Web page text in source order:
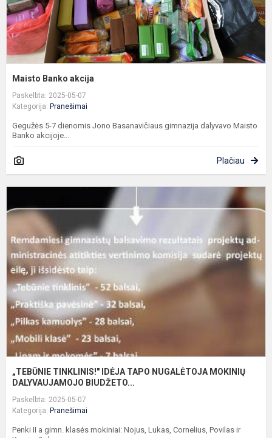
Maisto Banko akcija
Paskelbta: 2025-05-07
Kategorija: Pranešimai
Gegužės 5-7 dienomis Jono Basanavičiaus gimnazija dalyvavo Maisto
Banko akcijoje...
Plačiau
„TEBŪNIE TINKLINIS!" IDĖJA TAPO NUGALĖTOJA MOKINIŲ
DALYVAUJAMOJO BIUDŽETO...
Paskelbta: 2025-05-07
Kategorija: Pranešimai
Penki II a gimn. klasės mokiniai: Nojus, Lukas, Cornelius, Povilas ir